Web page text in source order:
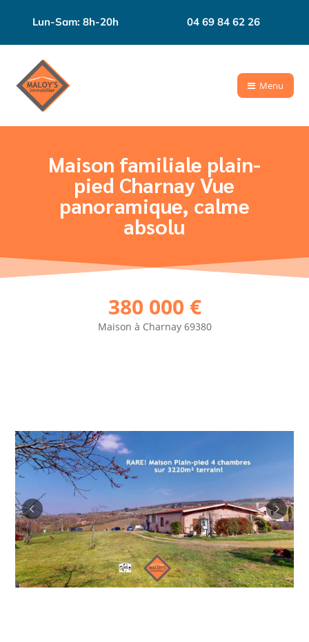
Lun-Sam: 8h-20h 04 69 84 62 26
Menu
Maison familiale plain-
pied Charnay Vue
panoramique, calme
absolu
380 000 €
Maison à Charnay 69380